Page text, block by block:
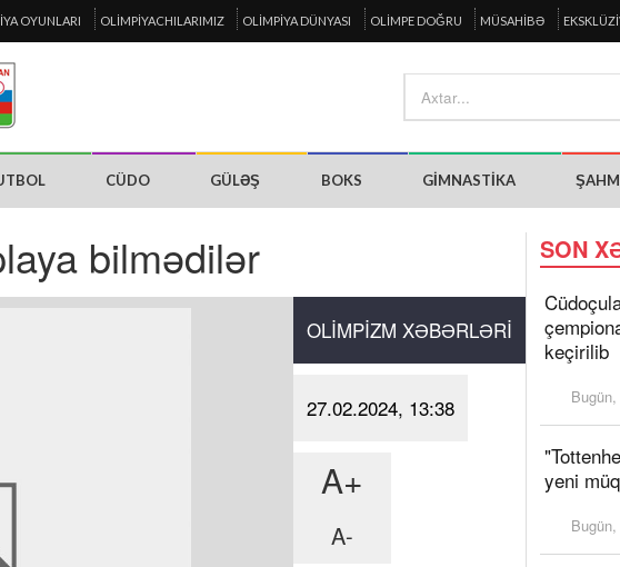
OYUNLARI OLIMPIYACHILARIMIZ OLIMPIYA DÜNYASI OLIMPE DOĞRU MÜSAHIBƏ
CÜDO GÜLƏŞ BOKS GIMNASTIKA
bilmədilər
OLIMPIZM XƏBƏRLƏRI
27.02.2024, 13:38
A+
A-
SON
keçirilib
yeni